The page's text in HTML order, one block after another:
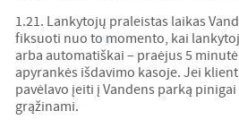
1.21. Lankytojų praleistas laikas
fiksuoti nuo to momento, kai
arba automatiškai – praėjus 5
apyrankės išdavimo kasoje. Jei
pavėlavo įeiti į Vandens parką
grąžinami.